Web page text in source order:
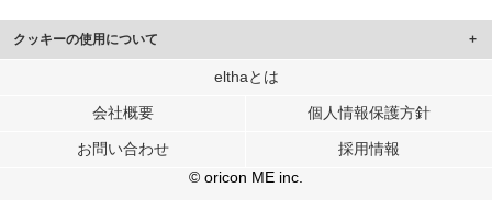
クッキーの使用について
このサイトでは Cookie を使用して、ユーザーに合わせたコンテンツや広告の
行っています。
メディアや広告配信、データ解析の各パートナーに提供しています。
各パートナーは、この情報とユーザーが各パートナーに提供した他の情報や、
ユーザーが各パートナーのサービスを使用したときに収集した他の情報を組み
elthaとは
会社概要 個人情報保護方針
お問い合わせ
採用情報
© oricon ME inc.